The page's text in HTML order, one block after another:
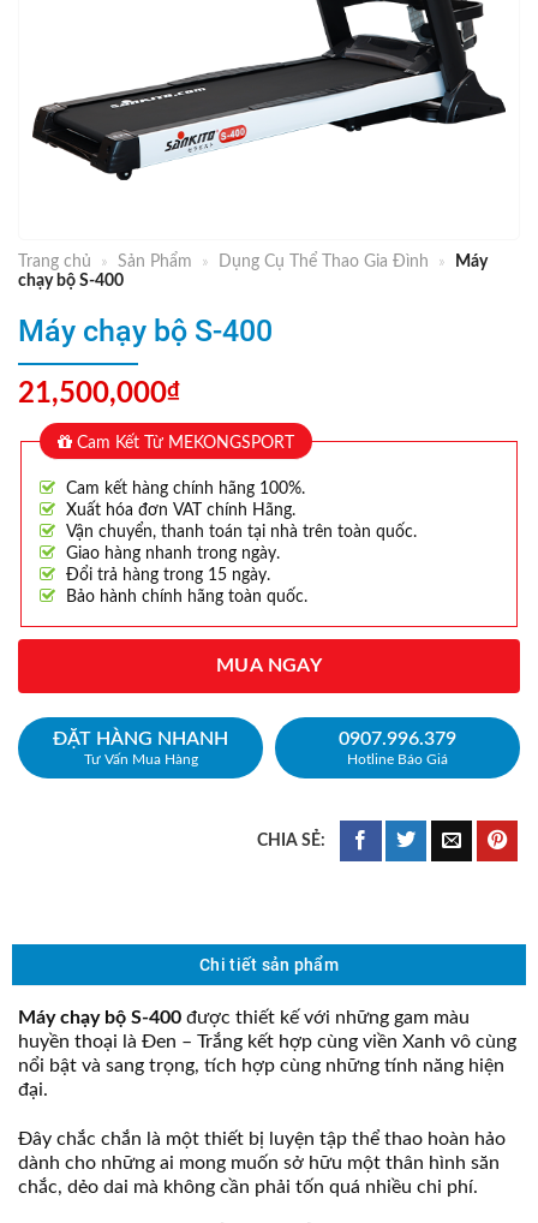
Trang chủ » Sản Phẩm » Dụng Cụ Thể Thao Gia Đình »
Máy
chạy bộ S-400
Máy chạy bộ S-400
21,500,000₫
Cam Kết Từ MEKONGSPORT
Cam kết hàng chính hãng 100%.
Xuất hóa đơn VAT chính Hãng.
Vận chuyển, thanh toán tại nhà trên toàn quốc.
Giao hàng nhanh trong ngày.
Đổi trả hàng trong 15 ngày.
Bảo hành chính hãng toàn quốc.
MUA NGAY
ĐẶT HÀNG NHANH
Tư Vấn Mua Hàng
0907.996.379
Hotline Báo Giá
Chi tiết sản phẩm
Máy chạy bộ S-400 được thiết kế với những gam màu
huyền thoại là Đen – Trắng kết hợp cùng viền Xanh vô cùng
nổi bật và sang trọng, tích hợp cùng những tính năng hiện
đại.
Đây chắc chắn là một thiết bị luyện tập thể thao hoàn hảo
dành cho những ai mong muốn sở hữu một thân hình săn
chắc, dẻo dai mà không cần phải tốn quá nhiều chi phí.